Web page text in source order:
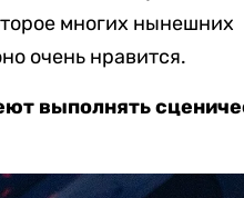
многих нынешних
очень нравится.
выполнять